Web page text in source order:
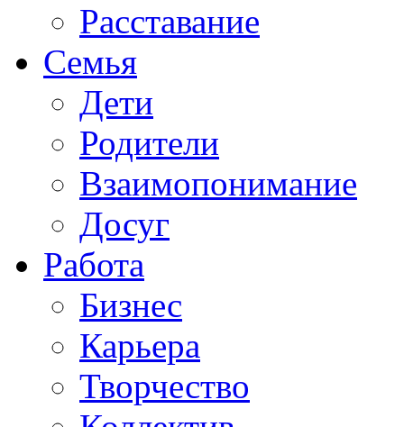
Расставание
Семья
Дети
Родители
Взаимопонимание
Досуг
Работа
Бизнес
Карьера
Творчество